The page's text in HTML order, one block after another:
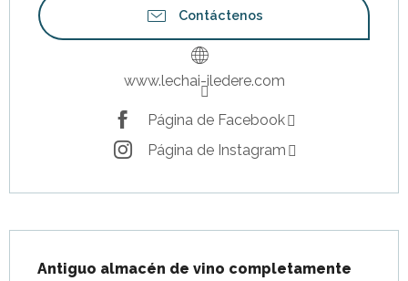
Contáctenos
www.lechai-iledere.com
Página de Facebook
Página de Instagram
Antiguo almacén de vino completamente